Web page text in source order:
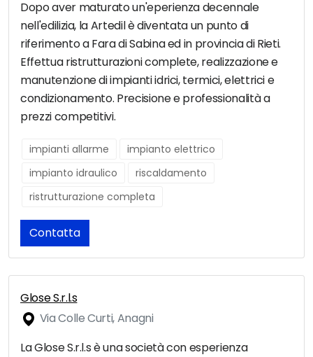
Dopo aver maturato un'eperienza decennale
nell'edilizia, la Artedil è diventata un punto di
riferimento a Fara di Sabina ed in provincia di Rieti.
Effettua ristrutturazioni complete, realizzazione e
manutenzione di impianti idrici, termici, elettrici e
condizionamento. Precisione e professionalità a
prezzi competitivi.
impianti allarme
impianto elettrico
impianto idraulico
riscaldamento
ristrutturazione completa
Contatta
Glose S.r.l.s
Via Colle Curti, Anagni
La Glose S.r.l.s è una società con esperienza